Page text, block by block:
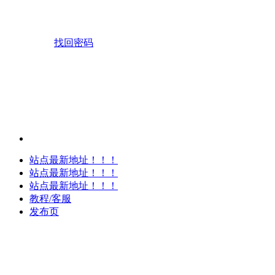
找回密码
站点最新地址！！！
站点最新地址！！！
站点最新地址！！！
教程/客服
发布页